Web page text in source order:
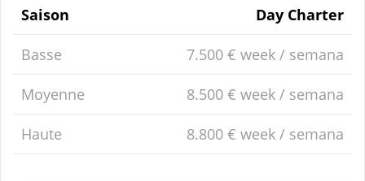
Saison Day Charter
Basse 7.500 € week / semana
Moyenne 8.500 € week / semana
Haute 8.800 € week / semana